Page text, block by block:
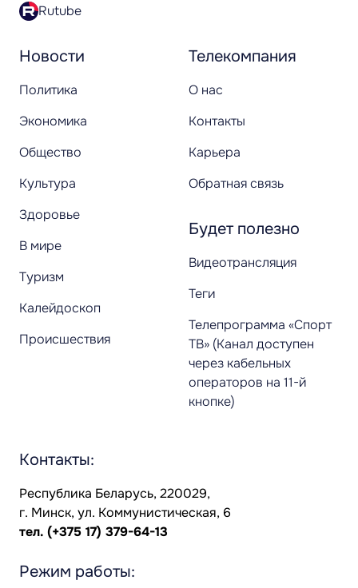
Новости
Политика
Экономика
Общество
Культура
Здоровье
В мире
Туризм
Калейдоскоп
Происшествия
Телекомпания
О нас
Контакты
Карьера
Обратная связь
Будет полезно
Видеотрансляция
Теги
Телепрограмма «Спорт
ТВ» (Канал доступен
через кабельных
операторов на 11-й
кнопке)
Rutube
Контакты:
Республика Беларусь, 220029,
г. Минск, ул. Коммунистическая, 6
тел. (+375 17) 379-64-13
Режим работы: